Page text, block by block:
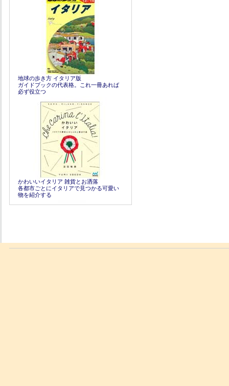
地球の歩き方 イタリア版
ガイドブックの代表格。これ一冊あれば
必ず役立つ
かわいいイタリア 雑貨とお洒落
各都市ごとにイタリアで見つかる可愛い
物を紹介する